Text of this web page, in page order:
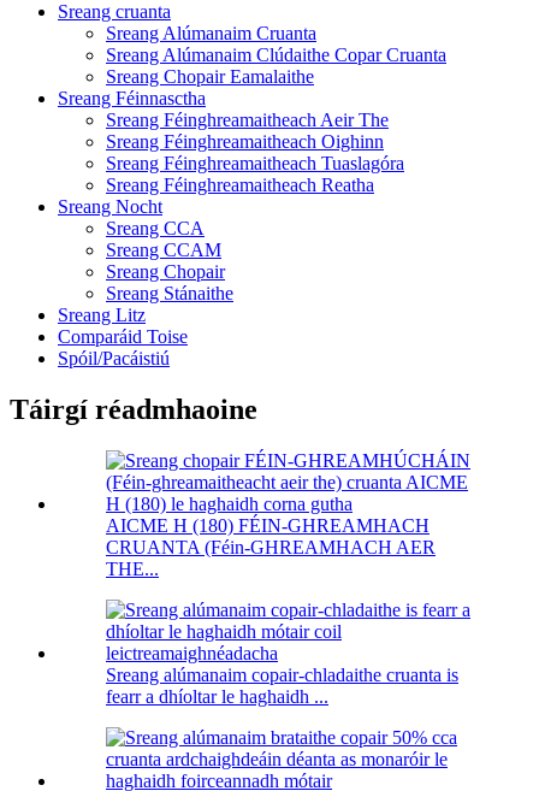
Sreang cruanta
Sreang Alúmanaim Cruanta
Sreang Alúmanaim Clúdaithe Copar Cruanta
Sreang Chopair Eamalaithe
Sreang Féinnasctha
Sreang Féinghreamaitheach Aeir The
Sreang Féinghreamaitheach Oighinn
Sreang Féinghreamaitheach Tuaslagóra
Sreang Féinghreamaitheach Reatha
Sreang Nocht
Sreang CCA
Sreang CCAM
Sreang Chopair
Sreang Stánaithe
Sreang Litz
Comparáid Toise
Spóil/Pacáistiú
Táirgí réadmhaoine
AICME H (180) FÉIN-GHREAMHACH
CRUANTA (Féin-GHREAMHACH AER
THE...
Sreang alúmanaim copair-chladaithe cruanta is
fearr a dhíoltar le haghaidh ...